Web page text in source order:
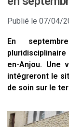
Publié le 07/04/
En
en-Anjou. Une
intégreront le
de soin sur le